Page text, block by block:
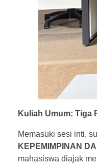
Kuliah Umum: Tiga
Memasuki sesi inti,
KEPEMIMPINAN
mahasiswa diajak